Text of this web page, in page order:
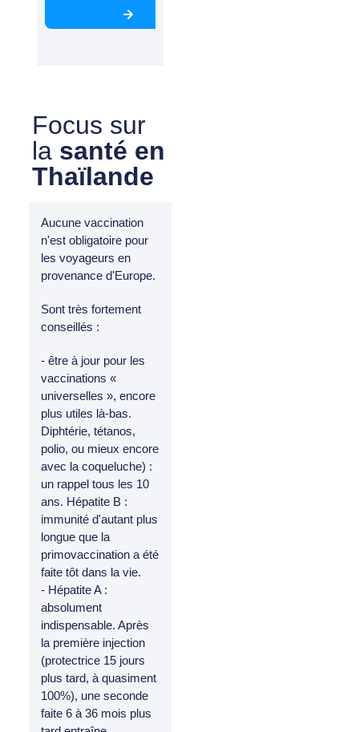
Focus sur
la santé en
Thaïlande
Aucune vaccination
n'est obligatoire pour
les voyageurs en
provenance d'Europe.
Sont très fortement
conseillés :
- être à jour pour les
vaccinations «
universelles », encore
plus utiles là-bas.
Diphtérie, tétanos,
polio, ou mieux encore
avec la coqueluche) :
un rappel tous les 10
ans. Hépatite B :
immunité d'autant plus
longue que la
primovaccination a été
faite tôt dans la vie.
- Hépatite A :
absolument
indispensable. Après
la première injection
(protectrice 15 jours
plus tard, à quasiment
100%), une seconde
faite 6 à 36 mois plus